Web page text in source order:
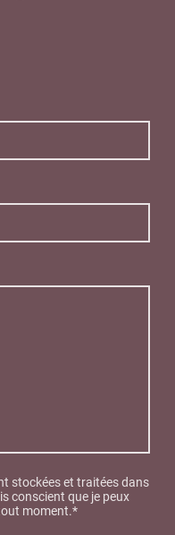
stockées et traitées dans
conscient que je peux
moment.*